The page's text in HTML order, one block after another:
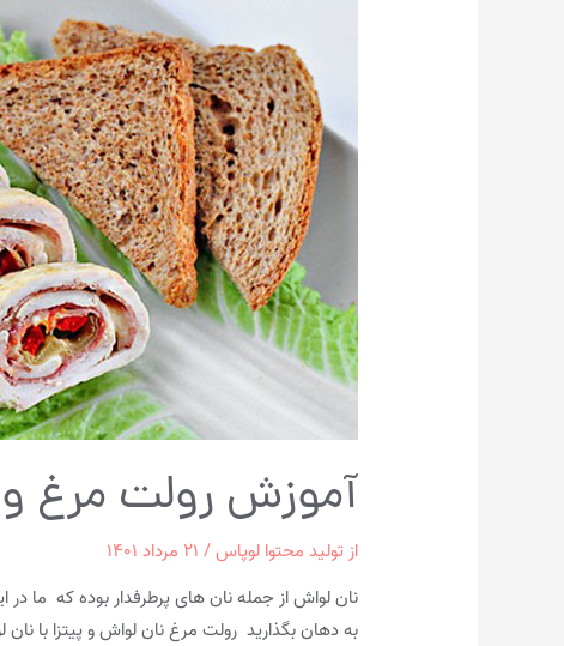
آموزش رولت مرغ و
از تولید محتوا لوپاس/ ۲۱ مرداد ۱۴۰۱
نان لواش از جمله نان های پرطرفدار بوده که ما
به دهان بگذارید رولت مرغ نان لواش و پیتزا با